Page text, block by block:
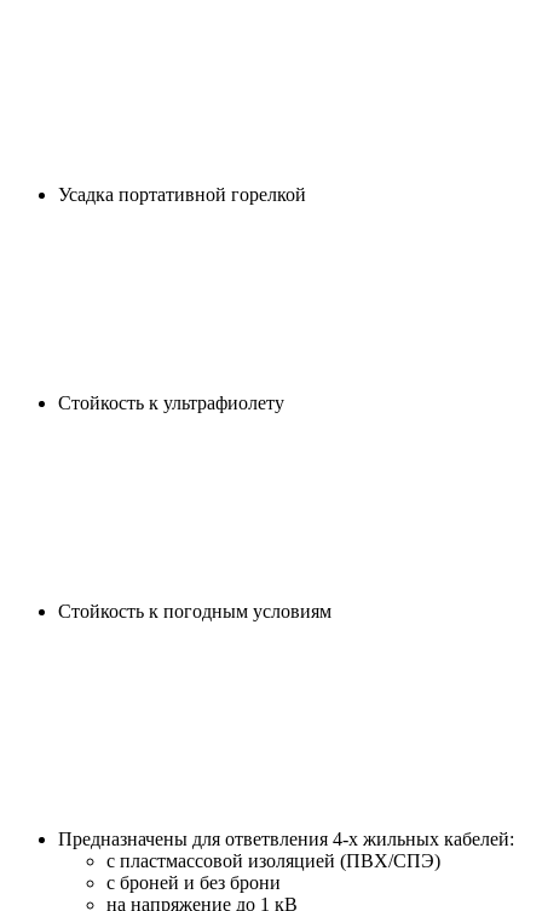
Усадка портативной горелкой
Стойкость к ультрафиолету
Cтойкость к погодным условиям
Предназначены для ответвления 4-х жильных кабелей:
с пластмассовой изоляцией (ПВХ/СПЭ)
с броней и без брони
на напряжение до 1 кВ